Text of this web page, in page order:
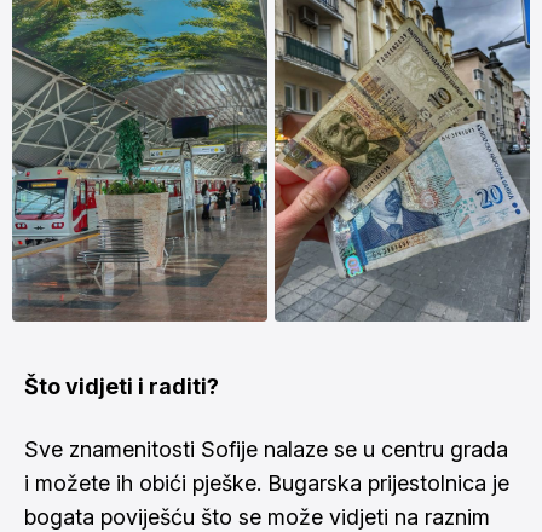
Što vidjeti i raditi?
Sve znamenitosti Sofije nalaze se u centru grada
i možete ih obići pješke. Bugarska prijestolnica je
bogata poviješću što se može vidjeti na raznim